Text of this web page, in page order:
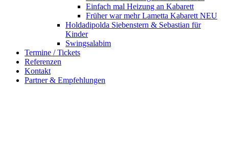
Einfach mal Heizung an Kabarett
Früher war mehr Lametta Kabarett NEU
Holdadipolda Siebenstern & Sebastian für
Kinder
Swingsalabim
Termine / Tickets
Referenzen
Kontakt
Partner & Empfehlungen